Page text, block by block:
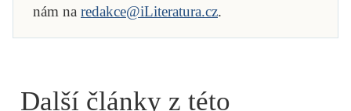
nám na redakce@iLiteratura.cz.
Další články z této